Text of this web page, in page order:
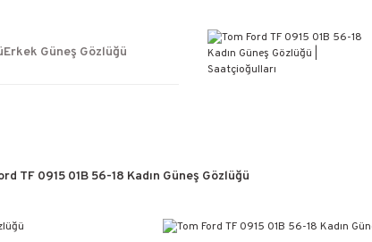
%100 ORİJİNAL ÜRÜN GARANTİSİ
WEB SİTESİNE ÖZEL FİYATLAR
KAÇIRILMAYACAK FIRSATLAR
Erkek Güneş Gözlüğü
TF 0915 01B 56-18 Kadın Güneş Gözlüğü